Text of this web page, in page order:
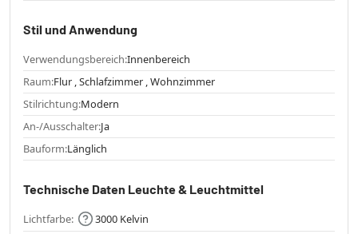
Stil und Anwendung
Verwendungsbereich:Innenbereich
Raum:Flur , Schlafzimmer , Wohnzimmer
Stilrichtung:Modern
An-/Ausschalter:Ja
Bauform:Länglich
Technische Daten Leuchte & Leuchtmittel
Lichtfarbe:
3000 Kelvin